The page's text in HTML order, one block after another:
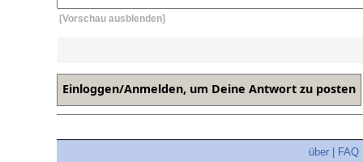
[Vorschau ausblenden]
über FAQ